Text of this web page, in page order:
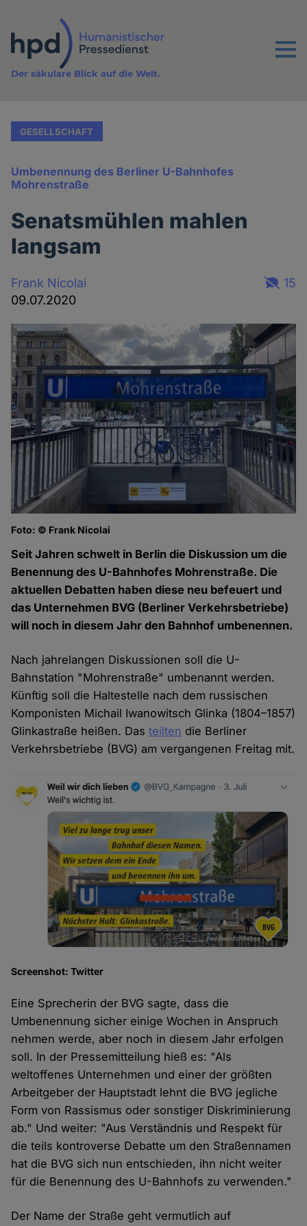
Inhalt
Menu
Der säkulare Blick auf die Welt.
GESELLSCHAFT
Umbenennung des Berliner U-Bahnhofes
Mohrenstraße
Senatsmühlen mahlen
langsam
Frank Nicolai
09.07.2020
15
Foto: © Frank Nicolai
Seit Jahren schwelt in Berlin die Diskussion um die
Benennung des U-Bahnhofes Mohrenstraße. Die
aktuellen Debatten haben diese neu befeuert und
das Unternehmen BVG (Berliner Verkehrsbetriebe)
will noch in diesem Jahr den Bahnhof umbenennen.
Nach jahrelangen Diskussionen soll die U-
Bahnstation "Mohrenstraße" umbenannt werden.
Künftig soll die Haltestelle nach dem russischen
Komponisten Michail Iwanowitsch Glinka (1804–1857)
Glinkastraße heißen. Dasteilten die Berliner
Verkehrsbetriebe (BVG) am vergangenen Freitag mit.
Screenshot: Twitter
Eine Sprecherin der BVG sagte, dass die
Umbenennung sicher einige Wochen in Anspruch
nehmen werde, aber noch in diesem Jahr erfolgen
soll. In der Pressemitteilung hieß es: "Als
weltoffenes Unternehmen und einer der größten
Arbeitgeber der Hauptstadt lehnt die BVG jegliche
Form von Rassismus oder sonstiger Diskriminierung
ab." Und weiter: "Aus Verständnis und Respekt für
die teils kontroverse Debatte um den Straßennamen
hat die BVG sich nun entschieden, ihn nicht weiter
für die Benennung des U-Bahnhofs zu verwenden."
Der Name der Straße geht vermutlich auf